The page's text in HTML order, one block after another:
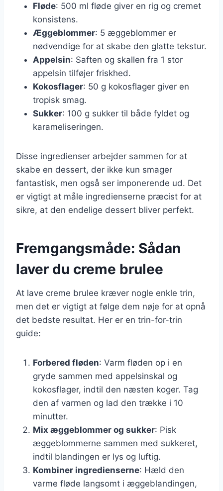
Fløde: 500 ml fløde giver en rig og cremet
konsistens.
Æggeblommer: 5 æggeblommer er
nødvendige for at skabe den glatte tekstur.
Appelsin: Saften og skallen fra 1 stor
appelsin tilføjer friskhed.
Kokosflager: 50 g kokosflager giver en
tropisk smag.
Sukker: 100 g sukker til både fyldet og
karameliseringen.
Disse ingredienser arbejder sammen for at
skabe en dessert, der ikke kun smager
fantastisk, men også ser imponerende ud. Det
er vigtigt at måle ingredienserne præcist for at
sikre, at den endelige dessert bliver perfekt.
Fremgangsmåde: Sådan
laver du creme brulee
At lave creme brulee kræver nogle enkle trin,
men det er vigtigt at følge dem nøje for at opnå
det bedste resultat. Her er en trin-for-trin
guide:
Forbered fløden: Varm fløden op i en
gryde sammen med appelsinskal og
kokosflager, indtil den næsten koger. Tag
den af varmen og lad den trække i 10
minutter.
Mix æggeblommer og sukker: Pisk
æggeblommerne sammen med sukkeret,
indtil blandingen er lys og luftig.
Kombiner ingredienserne: Hæld den
varme fløde langsomt i æggeblandingen,